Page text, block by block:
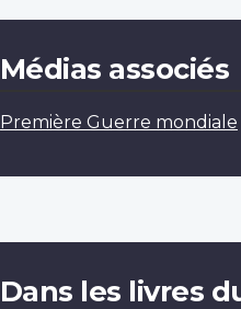
Médias associés
Première Guerre mondiale
Dans les livres